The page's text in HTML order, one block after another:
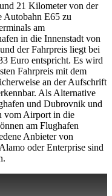
21 Kilometer von der
Autobahn E65 zu
am
in die Innenstadt von
der Fahrpreis liegt bei
Euro entspricht. Es wird
Fahrpreis mit dem
an der Aufschrift
Als Alternative
und Dubrovnik und
vom Airport in die
am Flughafen
Anbieter von
oder Enterprise sind